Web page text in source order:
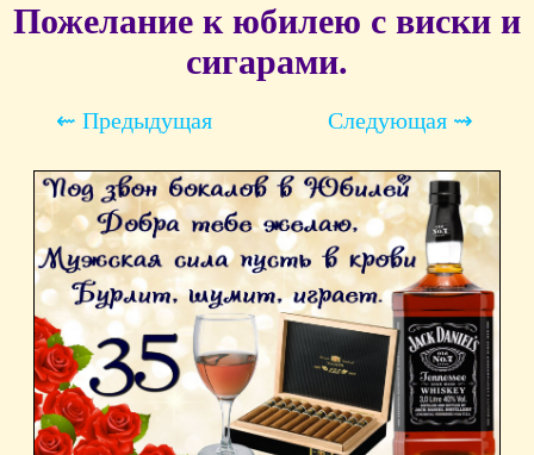
Пожелание к юбилею с виски и
сигарами.
⇜ Предыдущая Следующая ⇝